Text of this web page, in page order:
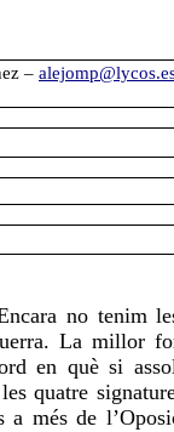
–
no tenim
La millor
en què si
quatre
a més de